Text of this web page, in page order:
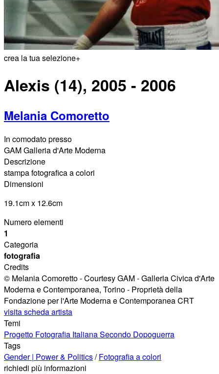
crea la tua selezione+
Alexis (14), 2005 - 2006
Melania Comoretto
In comodato presso
GAM Galleria d'Arte Moderna
Descrizione
stampa fotografica a colori
Dimensioni
19.1cm x 12.6cm
Numero elementi
1
Categoria
fotografia
Credits
© Melania Comoretto - Courtesy GAM - Galleria Civica d'Arte
Moderna e Contemporanea, Torino - Proprietà della
Fondazione per l'Arte Moderna e Contemporanea CRT
visita scheda artista
Temi
Progetto Fotografia Italiana Secondo Dopoguerra
Tags
Gender | Power & Politics/Fotografia a colori
richiedi più informazioni